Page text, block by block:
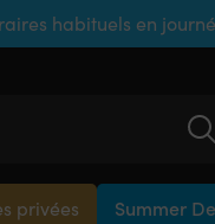
habituels en
privées Summer